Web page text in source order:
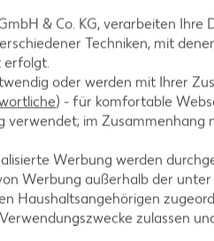
& Co. KG, verarbeiten
Techniken, mit
erfolgt.
oder werden mit Ihrer
) - für komfortable
verwendet; im Zusammenhang
Werbung werden
Werbung außerhalb der
Haushaltsangehörigen
zulassen